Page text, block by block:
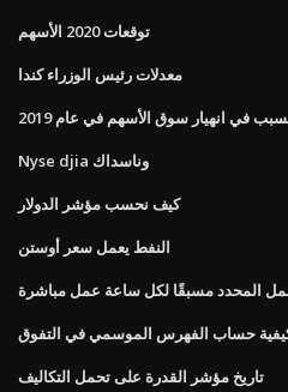
توقعات 2020 الأسهم
معدلات رئيس الوزراء كندا
في انهيار سوق الأسهم في عام 2019
Nyse djia وناسداك
كيف نحسب مؤشر الدولار
النفط يعمل سعر أوستن
المحدد مسبقًا لكل ساعة عمل مباشرة
حساب الفهرس الموسمي في التفوق
تاريخ مؤشر القدرة على تحمل التكاليف